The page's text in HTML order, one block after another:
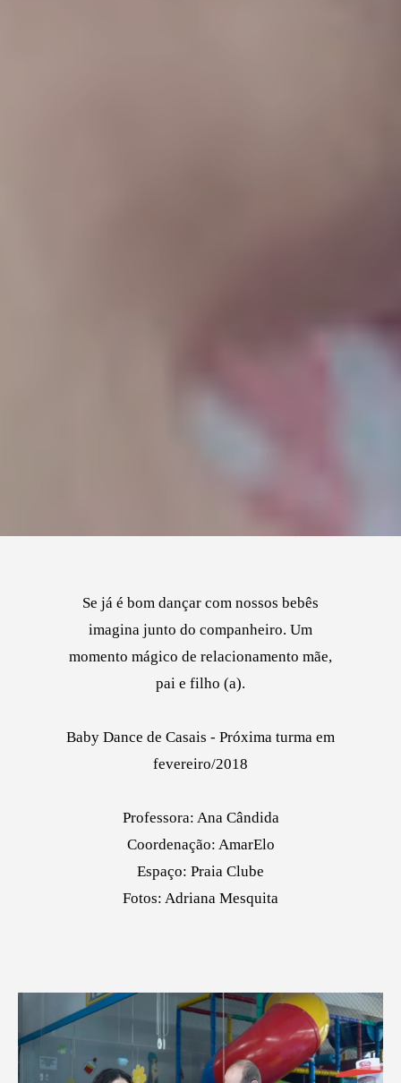
Se já é bom dançar com nossos bebês
imagina junto do companheiro. Um
momento mágico de relacionamento mãe,
pai e filho (a).
Baby Dance de Casais - Próxima turma em
fevereiro/2018
Professora: Ana Cândida
Coordenação: AmarElo
Espaço: Praia Clube
Fotos: Adriana Mesquita